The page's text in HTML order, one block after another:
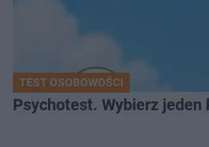
TEST OSOBOWOŚCI
Psychotest. Wybierz